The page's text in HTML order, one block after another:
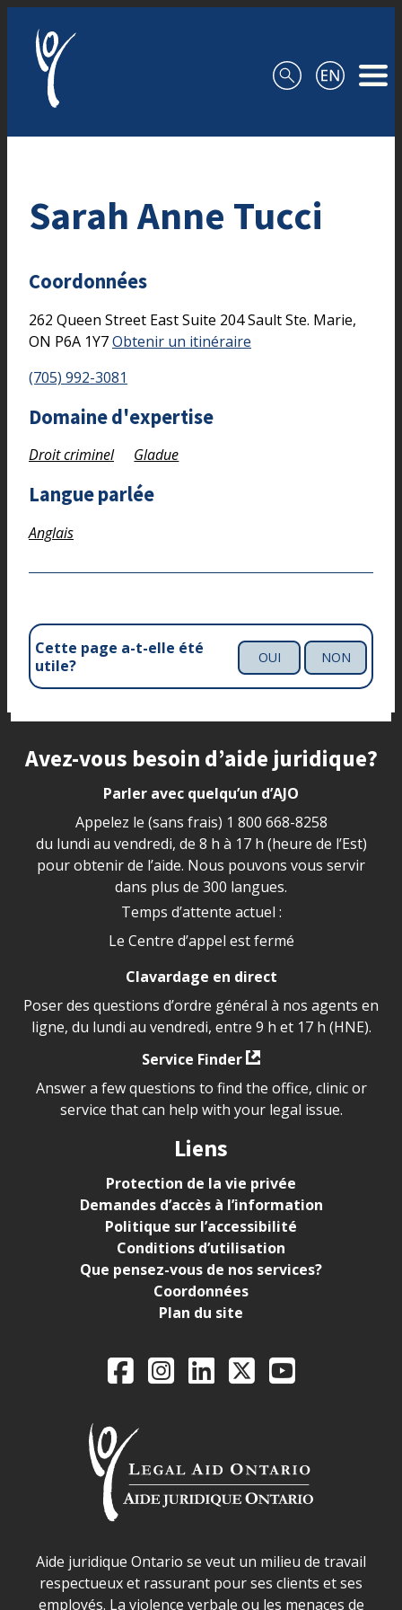
Sarah Anne Tucci
Coordonnées
262 Queen Street EastSuite 204Sault Ste. Marie,
ON P6A 1Y7Obtenir un itinéraire
(705) 992-3081
Domaine d'expertise
Droit criminel Gladue
Langue parlée
Anglais
Cette page a-t-elle été
utile?
OUI NON
Site footer
Avez-vous besoin d’aide juridique?
Parler avec quelqu’un d’AJO
Appelez le (sans frais) 1 800 668-8258
du lundi au vendredi, de 8 h à 17 h (heure de l’Est)
pour obtenir de l’aide. Nous pouvons vous servir
dans plus de 300 langues.
Temps d’attente actuel :
Le Centre d’appel est fermé
Clavardage en direct
Poser des questions d’ordre général à nos agents en
ligne, du lundi au vendredi, entre 9 h et 17 h (HNE).
Service Finder
Answer a few questions to find the office, clinic or
service that can help with your legal issue.
Liens
Protection de la vie privée
Demandes d’accès à l’information
Politique sur l’accessibilité
Conditions d’utilisation
Que pensez-vous de nos services?
Coordonnées
Plan du site
Legal Aid Ontario
FacebookInstagram
LinkedIn
X YouTube
Déclaration sur la sécurité dans les locaux d'AJO.
Aide juridique Ontario se veut un milieu de travail
respectueux et rassurant pour ses clients et ses
employés. La violence verbale ou les menaces de